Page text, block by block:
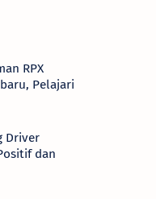
RPX
Pelajari
Driver
dan